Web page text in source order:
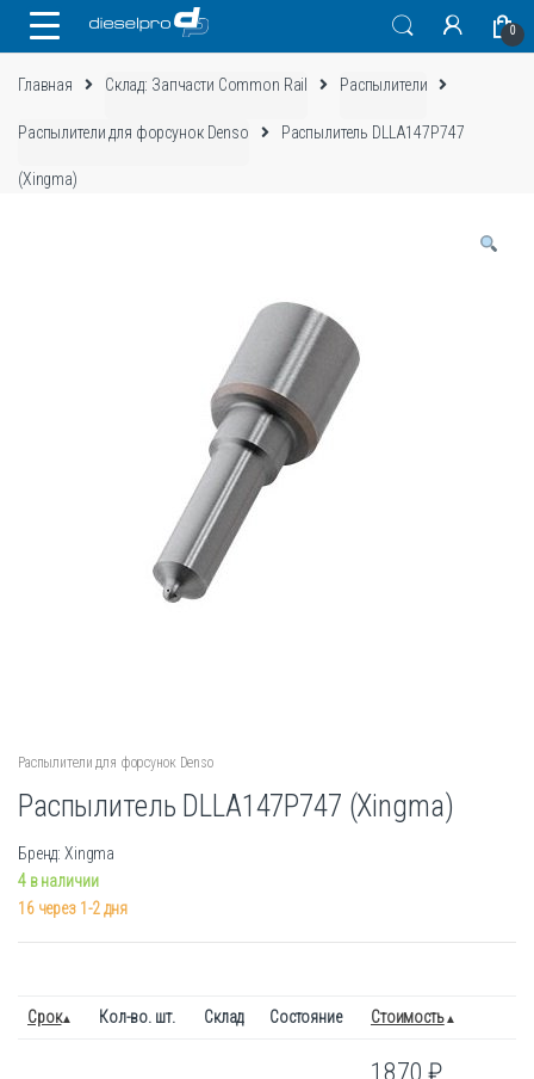
0
Главная Склад: Запчасти Common Rail Распылители
Распылители для форсунок Denso Распылитель DLLA147P747
(Xingma)
Распылители для форсунок Denso
Распылитель DLLA147P747 (Xingma)
Бренд: Xingma
4 в наличии
16 через 1-2 дня
Срок Кол-во. шт. Склад Состояние Стоимость
1870₽